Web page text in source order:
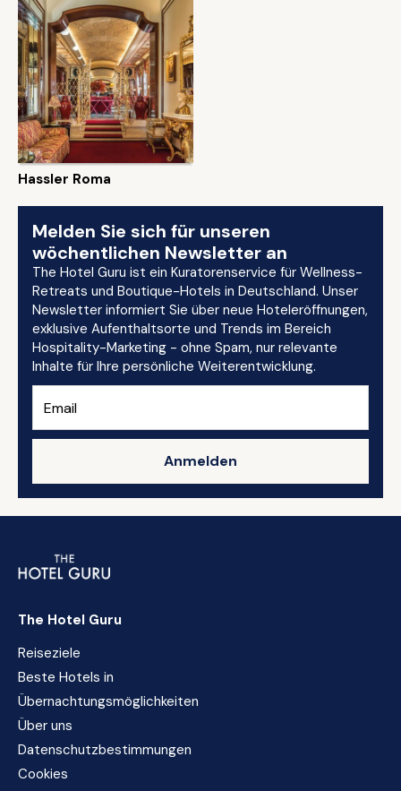
Hassler Roma
Melden Sie sich für unseren
wöchentlichen Newsletter an
The Hotel Guru ist ein Kuratorenservice für Wellness-
Retreats und Boutique-Hotels in Deutschland. Unser
Newsletter informiert Sie über neue Hoteleröffnungen,
exklusive Aufenthaltsorte und Trends im Bereich
Hospitality-Marketing - ohne Spam, nur relevante
Inhalte für Ihre persönliche Weiterentwicklung.
Anmelden
The Hotel Guru
Reiseziele
Beste Hotels in
Übernachtungsmöglichkeiten
Über uns
Datenschutzbestimmungen
Cookies